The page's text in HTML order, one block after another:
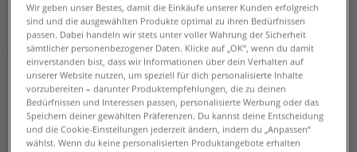
Wir geben unser Bestes, damit die Einkäufe unserer Kunden erfolgreich
sind und die ausgewählten Produkte optimal zu ihren Bedürfnissen
passen. Dabei handeln wir stets unter voller Wahrung der Sicherheit
sämtlicher personenbezogener Daten. Klicke auf „OK“, wenn du damit
einverstanden bist, dass wir Informationen über dein Verhalten auf
unserer Website nutzen, um speziell für dich personalisierte Inhalte
vorzubereiten – darunter Produktempfehlungen, die zu deinen
Bedürfnissen und Interessen passen, personalisierte Werbung oder das
Speichern deiner gewählten Präferenzen. Du kannst deine Entscheidung
und die Cookie-Einstellungen jederzeit ändern, indem du „Anpassen“
wählst. Wenn du keine personalisierten Produktangebote erhalten